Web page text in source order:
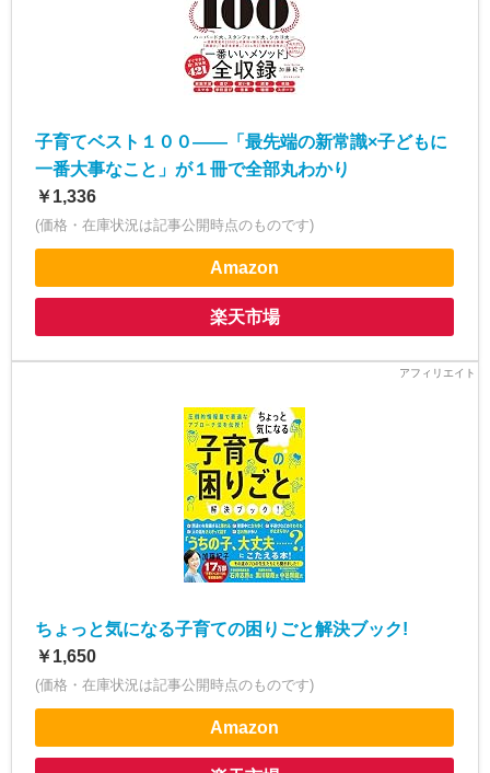
子育てベスト１００――「最先端の新常識×子どもに
一番大事なこと」が１冊で全部丸わかり
￥1,336
(価格・在庫状況は記事公開時点のものです)
Amazon
楽天市場
ちょっと気になる子育ての困りごと解決ブック!
￥1,650
(価格・在庫状況は記事公開時点のものです)
Amazon